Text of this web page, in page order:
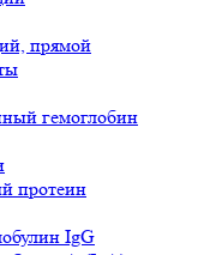
прямой
гемоглобин
протеин
IgG